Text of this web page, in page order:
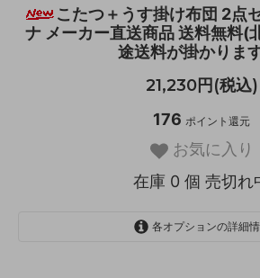
こたつ＋うす掛け布団 2点
ナ メーカー直送商品 送料無料(
途送料が掛かりま
21,230円(税込)
176 ポイント還元
お気に入り
在庫 0 個 売切れ
各オプションの詳細